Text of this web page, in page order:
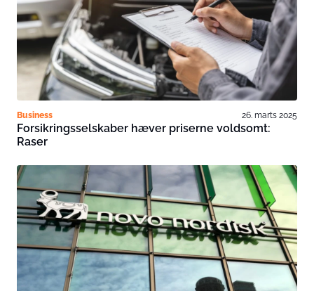
Business 26. marts 2025
Forsikringsselskaber hæver priserne voldsomt:
Raser